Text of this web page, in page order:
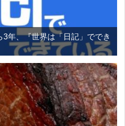
3年、『世界は「日記」ででき